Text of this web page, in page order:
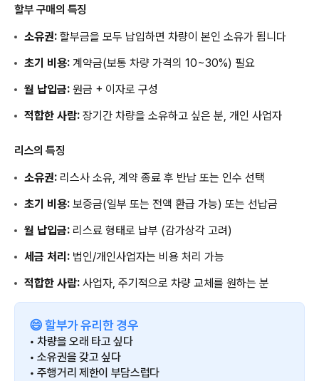
할부 구매의 특징
소유권: 할부금을 모두 납입하면 차량이 본인 소유가 됩니다
초기 비용: 계약금(보통 차량 가격의 10~30%) 필요
월 납입금: 원금 + 이자로 구성
적합한 사람: 장기간 차량을 소유하고 싶은 분, 개인 사업자
리스의 특징
소유권: 리스사 소유, 계약 종료 후 반납 또는 인수 선택
초기 비용: 보증금(일부 또는 전액 환급 가능) 또는 선납금
월 납입금: 리스료 형태로 납부 (감가상각 고려)
세금 처리: 법인/개인사업자는 비용 처리 가능
적합한 사람: 사업자, 주기적으로 차량 교체를 원하는 분
😄 할부가 유리한 경우
• 차량을 오래 타고 싶다
• 소유권을 갖고 싶다
• 주행거리 제한이 부담스럽다